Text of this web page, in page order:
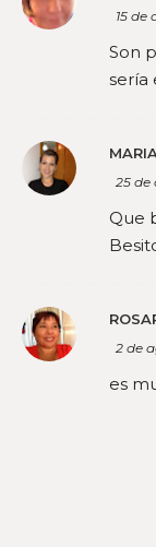
15 de
Son
sería
25 de
Que
2 de
es